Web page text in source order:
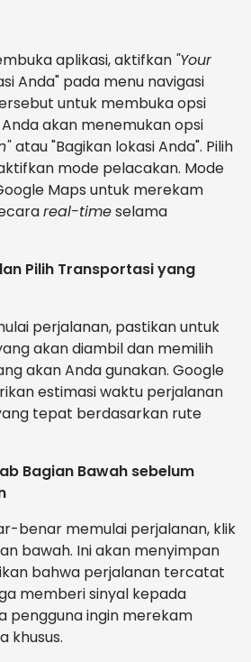
aplikasi, aktifkan "Your
Anda" pada menu navigasi
untuk membuka opsi
akan menemukan opsi
atau "Bagikan lokasi Anda". Pilih
mode pelacakan. Mode
Maps untuk merekam
real-timeselama
Pilih Transportasi yang
perjalanan, pastikan untuk
akan diambil dan memilih
akan Anda gunakan. Google
estimasi waktu perjalanan
tepat berdasarkan rute
Bagian Bawah sebelum
benar memulai perjalanan, klik
bawah. Ini akan menyimpan
bahwa perjalanan tercatat
memberi sinyal kepada
pengguna ingin merekam
khusus.